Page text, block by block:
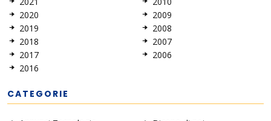
2020
2019
2018
2017
2016
2009
2008
2007
2006
CATEGORIE